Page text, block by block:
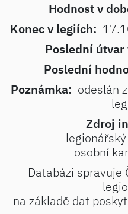
Hodnost v
Konec v legiích:
Poslední
Poslední
Poznámka: odeslán
Zdroj
osobní
Databázi spravuje
na základě dat